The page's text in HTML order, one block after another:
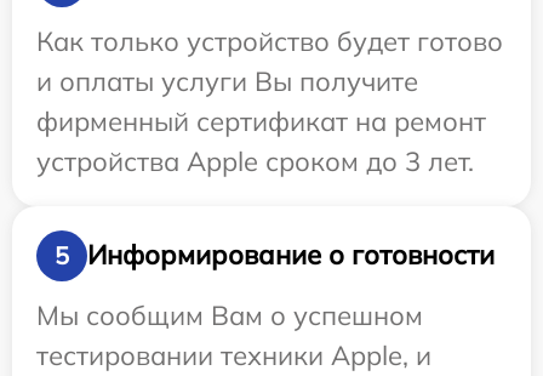
Как только устройство будет готово
и оплаты услуги Вы получите
фирменный сертификат на ремонт
устройства Apple сроком до 3 лет.
5
Информирование о готовности
Мы сообщим Вам о успешном
тестировании техники Apple, и